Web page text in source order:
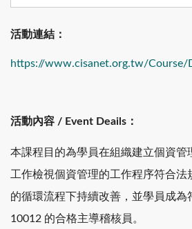
活動連結：
https://www.cisanet.org.tw/Course/
活動內容 / Event Deails：
本課程目的為學員在組織建立個資管
工作檢視個資管理的工作程序符合法
的循環流程下持續改善，並學員成為
10012 的合格主導稽核員。